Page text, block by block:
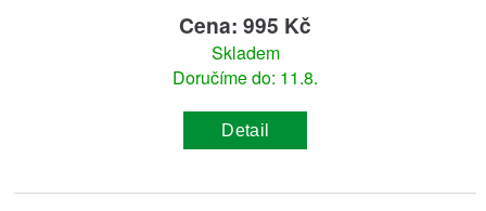
Cena: 995 Kč
Skladem
Doručíme do: 11.8.
Detail